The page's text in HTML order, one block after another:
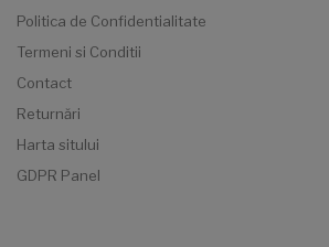
Politica de Confidentialitate
Termeni si Conditii
Contact
Returnări
Harta sitului
GDPR Panel